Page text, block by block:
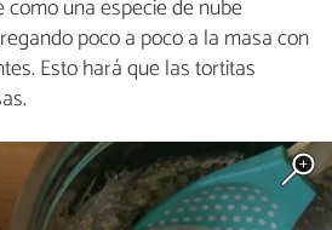
como una especie de nube
poco a poco a la masa con
Esto hará que las tortitas